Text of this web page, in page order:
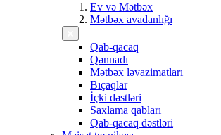
Ev və Mətbəx
Mətbəx avadanlığı
Qab-qacaq
Qənnadı
Mətbəx ləvazimatları
Bıçaqlar
İçki dəstləri
Saxlama qabları
Qab-qacaq dəstləri